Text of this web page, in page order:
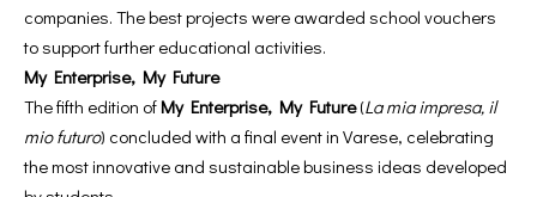
companies. The best projects were awarded school vouchers
to support further educational activities.
My Enterprise, My Future
The fifth edition ofMy Enterprise, My Future(La mia impresa, il
mio futuro) concluded with a final event in Varese, celebrating
the most innovative and sustainable business ideas developed